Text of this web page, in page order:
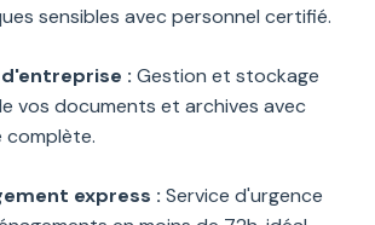
sensibles avec personnel certifié.
: Gestion et stockage
vos documents et archives avec
express : Service d'urgence